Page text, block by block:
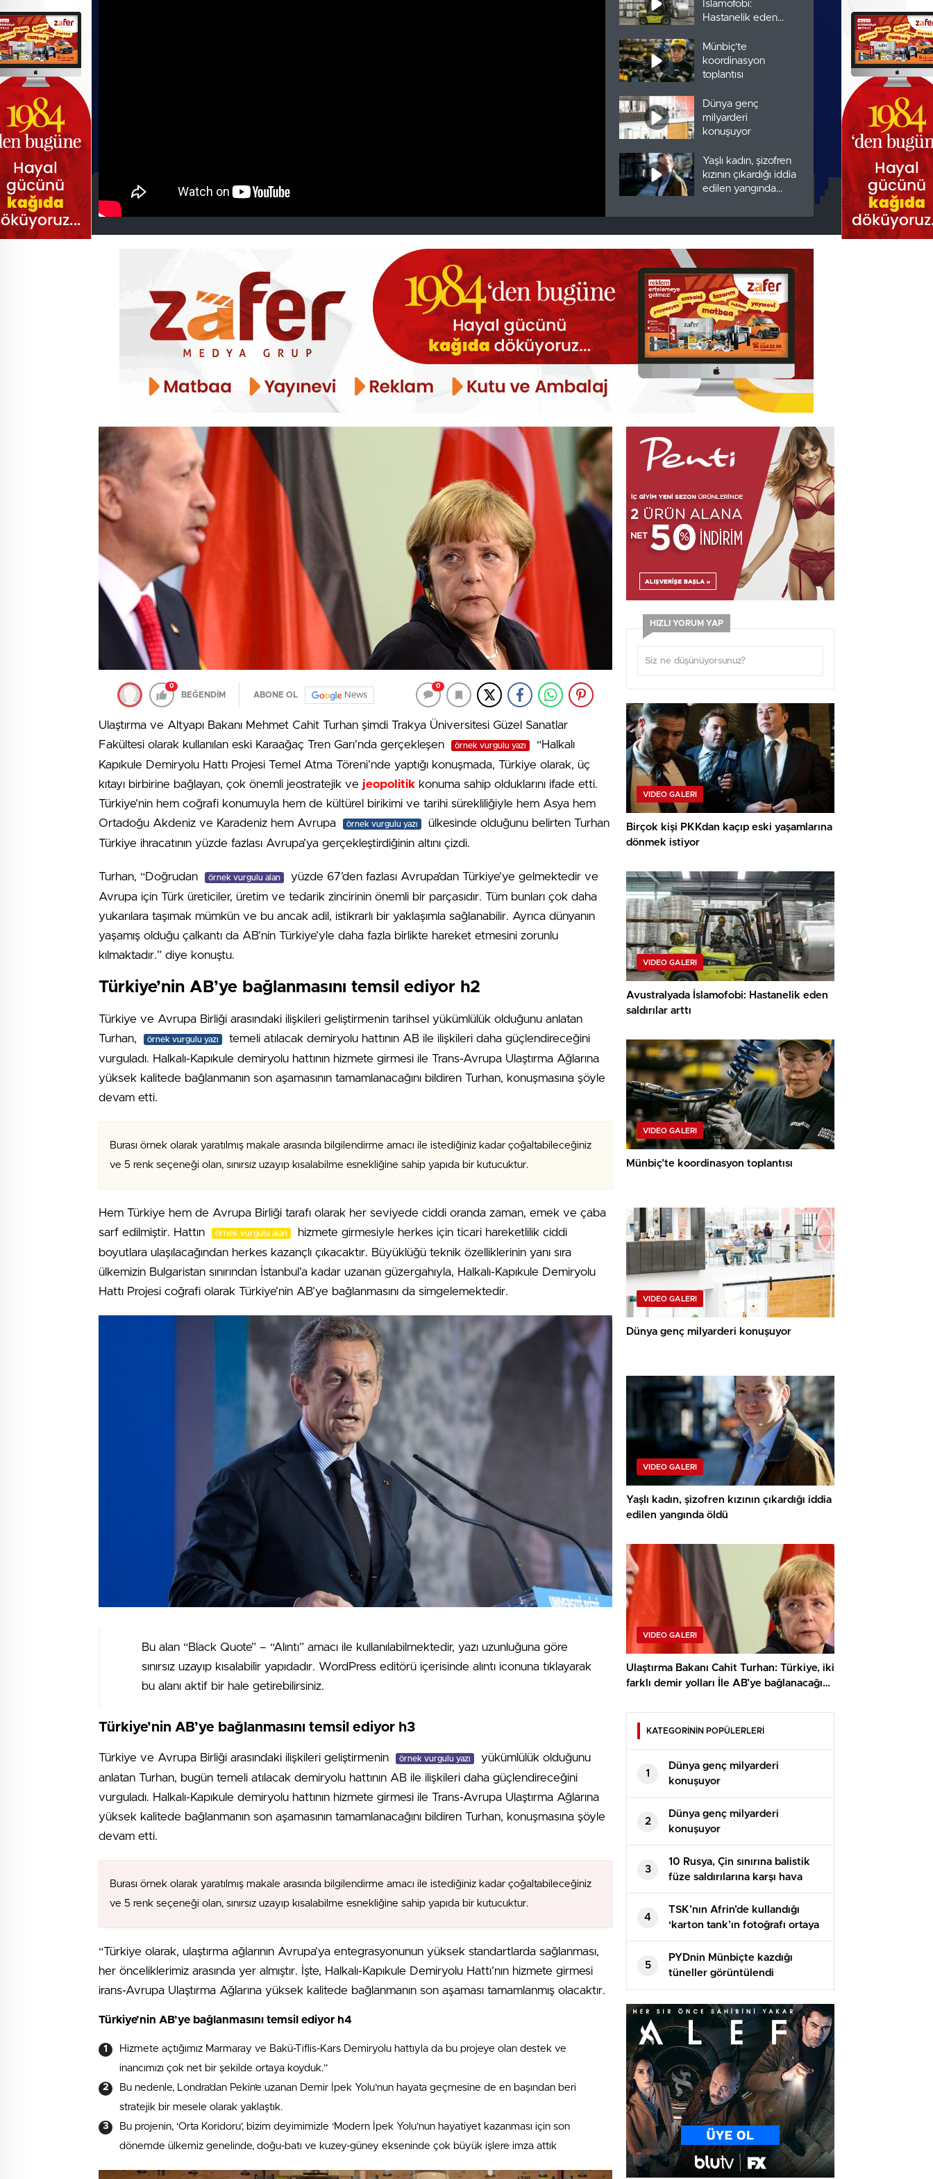
İslamofobi:
Hastanelik eden
Münbiç’te
koordinasyon
toplantısı
Dünya genç
milyarderi
konuşuyor
Yaşlı kadın, şizofren
kızının çıkardığı iddia
edilen yangında
Kadıköy’deki ‘Las
slogan attılar
0
BEĞENDİM ABONE OL News
0
Ulaştırma ve Altyapı Bakanı Mehmet Cahit Turhan şimdi Trakya Üniversitesi Güzel Sanatlar
Fakültesi olarak kullanılan eski Karaağaç Tren Garı’nda gerçekleşen
örnek vurgulu yazı
“Halkalı
Kapıkule Demiryolu Hattı Projesi Temel Atma Töreni’nde yaptığı konuşmada, Türkiye olarak, üç
kıtayı birbirine bağlayan, çok önemli jeostratejik ve jeopolitik konuma sahip olduklarını ifade etti.
Türkiye’nin hem coğrafi konumuyla hem de kültürel birikimi ve tarihi sürekliliğiyle hem Asya hem
Ortadoğu Akdeniz ve Karadeniz hem Avrupa
örnek vurgulu yazı
ülkesinde olduğunu belirten Turhan
Türkiye ihracatının yüzde fazlası Avrupa’ya gerçekleştirdiğinin altını çizdi.
Turhan, “Doğrudan örnek vurgulu alan
yüzde 67’den fazlası Avrupa’dan Türkiye’ye gelmektedir ve
Avrupa için Türk üreticiler, üretim ve tedarik zincirinin önemli bir parçasıdır. Tüm bunları çok daha
yukarılara taşımak mümkün ve bu ancak adil, istikrarlı bir yaklaşımla sağlanabilir. Ayrıca dünyanın
yaşamış olduğu çalkantı da AB’nin Türkiye’yle daha fazla birlikte hareket etmesini zorunlu
kılmaktadır.” diye konuştu.
Türkiye’nin AB’ye bağlanmasını temsil ediyor h2
Türkiye ve Avrupa Birliği arasındaki ilişkileri geliştirmenin tarihsel yükümlülük olduğunu anlatan
Turhan,
örnek vurgulu yazı
temeli atılacak demiryolu hattının AB ile ilişkileri daha güçlendireceğini
vurguladı. Halkalı-Kapıkule demiryolu hattının hizmete girmesi ile Trans-Avrupa Ulaştırma Ağlarına
yüksek kalitede bağlanmanın son aşamasının tamamlanacağını bildiren Turhan, konuşmasına şöyle
devam etti.
Burası örnek olarak yaratılmış makale arasında bilgilendirme amacı ile istediğiniz kadar çoğaltabileceğiniz
ve 5 renk seçeneği olan, sınırsız uzayıp kısalabilme esnekliğine sahip yapıda bir kutucuktur.
Hem Türkiye hem de Avrupa Birliği tarafı olarak her seviyede ciddi oranda zaman, emek ve çaba
sarf edilmiştir. Hattın
örnek vurgulu alan
hizmete girmesiyle herkes için ticari hareketlilik ciddi
boyutlara ulaşılacağından herkes kazançlı çıkacaktır. Büyüklüğü teknik özelliklerinin yanı sıra
ülkemizin Bulgaristan sınırından İstanbul’a kadar uzanan güzergahıyla, Halkalı-Kapıkule Demiryolu
Hattı Projesi coğrafi olarak Türkiye’nin AB’ye bağlanmasını da simgelemektedir.
Bu alan “Black Quote” – “Alıntı” amacı ile kullanılabilmektedir, yazı uzunluğuna göre
sınırsız uzayıp kısalabilir yapıdadır. WordPress editörü içerisinde alıntı iconuna tıklayarak
bu alanı aktif bir hale getirebilirsiniz.
Türkiye’nin AB’ye bağlanmasını temsil ediyor h3
Türkiye ve Avrupa Birliği arasındaki ilişkileri geliştirmenin örnek vurgulu yazı
yükümlülük olduğunu
anlatan Turhan, bugün temeli atılacak demiryolu hattının AB ile ilişkileri daha güçlendireceğini
vurguladı. Halkalı-Kapıkule demiryolu hattının hizmete girmesi ile Trans-Avrupa Ulaştırma Ağlarına
yüksek kalitede bağlanmanın son aşamasının tamamlanacağını bildiren Turhan, konuşmasına şöyle
devam etti.
Burası örnek olarak yaratılmış makale arasında bilgilendirme amacı ile istediğiniz kadar çoğaltabileceğiniz
ve 5 renk seçeneği olan, sınırsız uzayıp kısalabilme esnekliğine sahip yapıda bir kutucuktur.
“Türkiye olarak, ulaştırma ağlarının Avrupa’ya entegrasyonunun yüksek standartlarda sağlanması,
her önceliklerimiz arasında yer almıştır. İşte, Halkalı-Kapıkule Demiryolu Hattı’nın hizmete girmesi
irans-Avrupa Ulaştırma Ağlarına yüksek kalitede bağlanmanın son aşaması tamamlanmış olacaktır.
Türkiye’nin AB’ye bağlanmasını temsil ediyor h4
Hizmete açtığımız Marmaray ve Bakü-Tiflis-Kars Demiryolu hattıyla da bu projeye olan destek ve
inancımızı çok net bir şekilde ortaya koyduk.”
Bu nedenle, Londra’dan Pekin’e uzanan Demir İpek Yolu’nun hayata geçmesine de en başından beri
stratejik bir mesele olarak yaklaştık.
Bu projenin, ‘Orta Koridoru’, bizim deyimimizle ‘Modern İpek Yolu’nun hayatiyet kazanması için son
dönemde ülkemiz genelinde, doğu-batı ve kuzey-güney ekseninde çok büyük işlere imza attık
HIZLI YORUM YAP
VIDEO GALERI
Birçok kişi PKKdan kaçıp eski yaşamlarına
dönmek istiyor
VIDEO GALERI
Avustralyada İslamofobi: Hastanelik eden
saldırılar arttı
VIDEO GALERI
Münbiç’te koordinasyon toplantısı
VIDEO GALERI
Dünya genç milyarderi konuşuyor
VIDEO GALERI
Yaşlı kadın, şizofren kızının çıkardığı iddia
edilen yangında öldü
VIDEO GALERI
Ulaştırma Bakanı Cahit Turhan: Türkiye, iki
farklı demir yolları İle AB’ye bağlanacağını
KATEGORİNİN POPÜLERLERİ
1
Dünya genç milyarderi
konuşuyor
2
Dünya genç milyarderi
konuşuyor
3
10 Rusya, Çin sınırına balistik
füze saldırılarına karşı hava
savunma sistemleri kurdu
4
TSK’nın Afrin’de kullandığı
‘karton tank’ın fotoğrafı ortaya
çıktı
5
PYDnin Münbiçte kazdığı
tüneller görüntülendi​